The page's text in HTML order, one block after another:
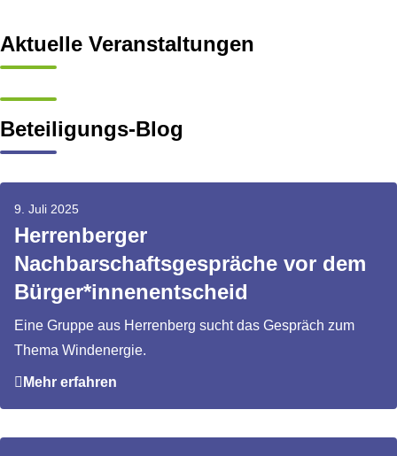
Aktuelle Veranstaltungen
Beteiligungs-Blog
9. Juli 2025
Herrenberger
Nachbarschaftsgespräche vor dem
Bürger*innenentscheid
Eine Gruppe aus Herrenberg sucht das Gespräch zum
Thema Windenergie.
Mehr erfahren